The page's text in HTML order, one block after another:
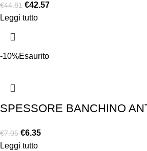
€44.81 €42.57
Leggi tutto
-10%Esaurito
SPESSORE BANCHINO
€7.05 €6.35
Leggi tutto